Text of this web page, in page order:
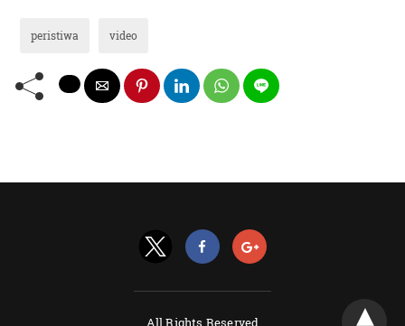
peristiwa video
All Rights Reserved